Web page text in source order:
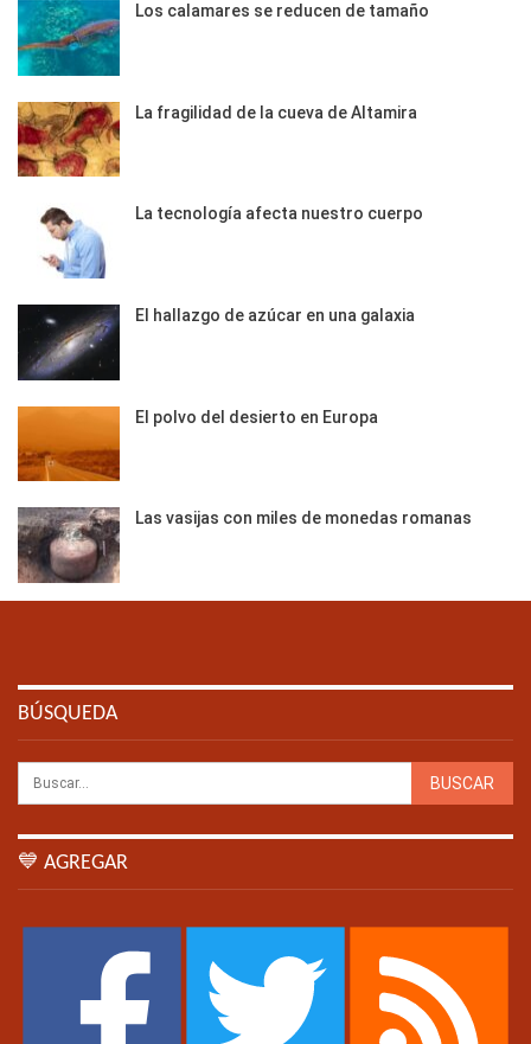
Los calamares se reducen de tamaño
La fragilidad de la cueva de Altamira
La tecnología afecta nuestro cuerpo
El hallazgo de azúcar en una galaxia
El polvo del desierto en Europa
Las vasijas con miles de monedas romanas
BÚSQUEDA
💙 AGREGAR